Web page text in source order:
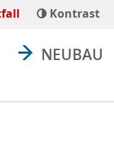
Kontrast
NEUBAU